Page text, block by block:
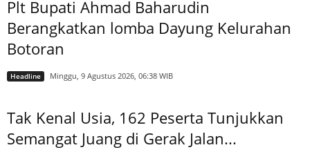
Plt Bupati Ahmad Baharudin
Berangkatkan lomba Dayung Kelurahan
Botoran
Headline Minggu, 9 Agustus 2026, 06:38 WIB
Tak Kenal Usia, 162 Peserta Tunjukkan
Semangat Juang di Gerak Jalan...